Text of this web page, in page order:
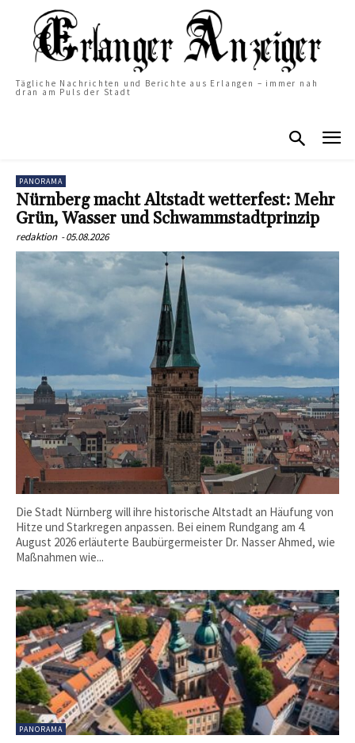
Tägliche Nachrichten und Berichte aus Erlangen – immer nah
dran am Puls der Stadt
PANORAMA
Nürnberg macht Altstadt wetterfest: Mehr
Grün, Wasser und Schwammstadtprinzip
redaktion -05.08.2026
Die Stadt Nürnberg will ihre historische Altstadt an Häufung von
Hitze und Starkregen anpassen. Bei einem Rundgang am 4.
August 2026 erläuterte Baubürgermeister Dr. Nasser Ahmed, wie
Maßnahmen wie...
PANORAMA